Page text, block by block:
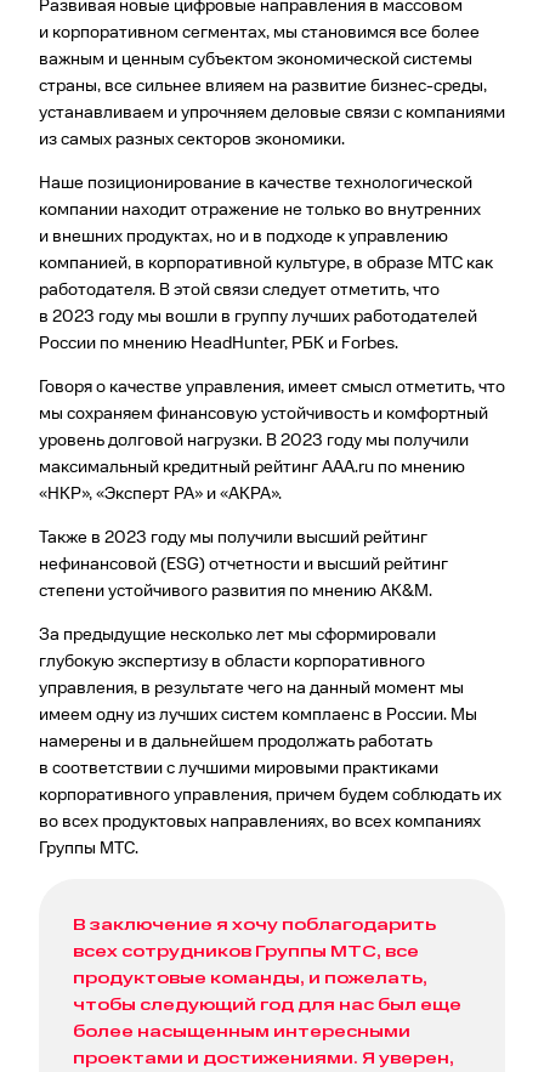
Развивая новые цифровые направления в массовом
и корпоративном сегментах, мы становимся все более
важным и ценным субъектом экономической системы
страны, все сильнее влияем на развитие бизнес-среды,
устанавливаем и упрочняем деловые связи с компаниями
из самых разных секторов экономики.
Наше позиционирование в качестве технологической
компании находит отражение не только во внутренних
и внешних продуктах, но и в подходе к управлению
компанией, в корпоративной культуре, в образе МТС как
работодателя. В этой связи следует отметить, что
в 2023 году мы вошли в группу лучших работодателей
России по мнению HeadHunter, РБК и Forbes.
Говоря о качестве управления, имеет смысл отметить, что
мы сохраняем финансовую устойчивость и комфортный
уровень долговой нагрузки. В 2023 году мы получили
максимальный кредитный рейтинг ААА.ru по мнению
«НКР», «Эксперт РА» и «АКРА».
Также в 2023 году мы получили высший рейтинг
нефинансовой (ESG) отчетности и высший рейтинг
степени устойчивого развития по мнению АК&М.
За предыдущие несколько лет мы сформировали
глубокую экспертизу в области корпоративного
управления, в результате чего на данный момент мы
имеем одну из лучших систем комплаенс в России. Мы
намерены и в дальнейшем продолжать работать
в соответствии с лучшими мировыми практиками
корпоративного управления, причем будем соблюдать их
во всех продуктовых направлениях, во всех компаниях
Группы МТС.
В заключение я хочу поблагодарить
всех сотрудников Группы МТС, все
продуктовые команды, и пожелать,
чтобы следующий год для нас был еще
более насыщенным интересными
проектами и достижениями. Я уверен,